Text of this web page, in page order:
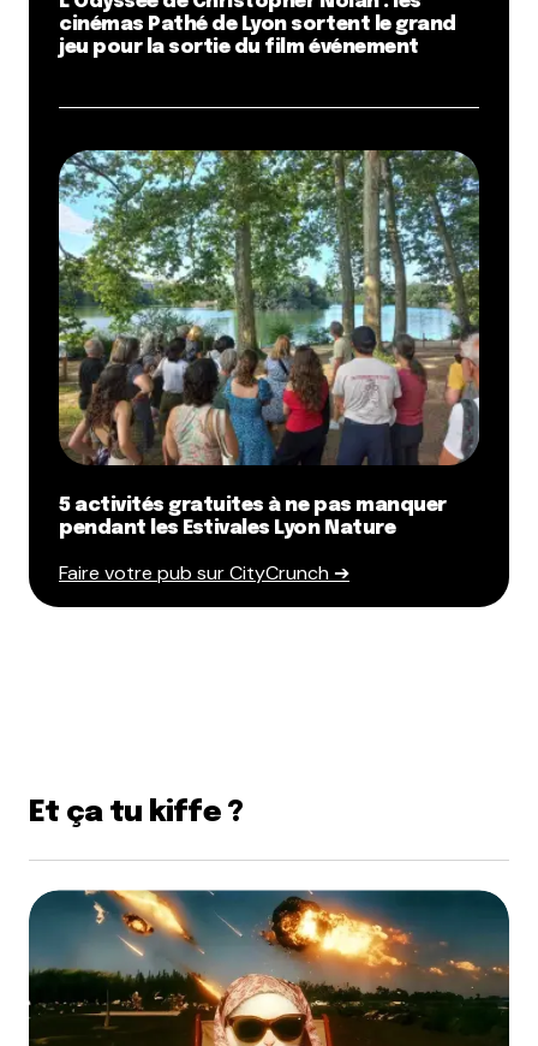
Et bim !
cinémas Pathé de Lyon sortent le grand
jeu pour la sortie du film événement
5 activités gratuites à ne pas manquer
pendant les Estivales Lyon Nature
Faire votre pub sur CityCrunch ➔
Et ça tu kiffe ?